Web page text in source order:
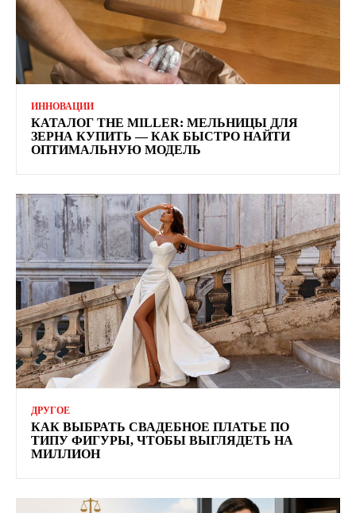
ИННОВАЦИИ
КАТАЛОГ THE MILLER: МЕЛЬНИЦЫ ДЛЯ
ЗЕРНА КУПИТЬ — КАК БЫСТРО НАЙТИ
ОПТИМАЛЬНУЮ МОДЕЛЬ
ДРУГОЕ
КАК ВЫБРАТЬ СВАДЕБНОЕ ПЛАТЬЕ ПО
ТИПУ ФИГУРЫ, ЧТОБЫ ВЫГЛЯДЕТЬ НА
МИЛЛИОН